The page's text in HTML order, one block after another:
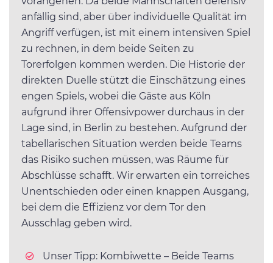
anfällig sind, aber über individuelle Qualität im
Angriff verfügen, ist mit einem intensiven Spiel
zu rechnen, in dem beide Seiten zu
Torerfolgen kommen werden. Die Historie der
direkten Duelle stützt die Einschätzung eines
engen Spiels, wobei die Gäste aus Köln
aufgrund ihrer Offensivpower durchaus in der
Lage sind, in Berlin zu bestehen. Aufgrund der
tabellarischen Situation werden beide Teams
das Risiko suchen müssen, was Räume für
Abschlüsse schafft. Wir erwarten ein torreiches
Unentschieden oder einen knappen Ausgang,
bei dem die Effizienz vor dem Tor den
Ausschlag geben wird.
Unser Tipp: Kombiwette – Beide Teams